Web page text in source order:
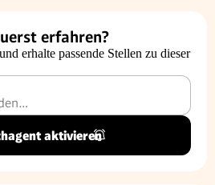
erfahren?
erhalte passende Stellen zu dieser
aktivieren